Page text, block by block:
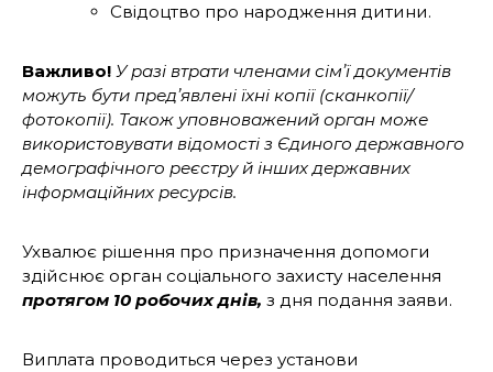
Свідоцтво про народження дитини.
Важливо! У разі втрати членами сімʼї документів
можуть бути предʼявлені їхні копії (сканкопії/
фотокопії). Також уповноважений орган може
використовувати відомості з Єдиного державного
демографічного реєстру й інших державних
інформаційних ресурсів.
Ухвалює рішення про призначення допомоги
здійснює орган соціального захисту населення
протягом 10 робочих днів, з дня подання заяви.
Виплата проводиться через установи